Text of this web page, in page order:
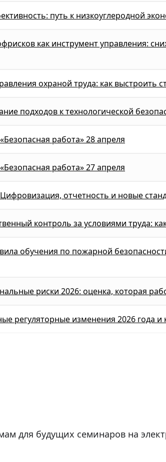
путь к низкоуглеродной
как инструмент управления:
охраной труда: как выстроить
подходов к технологической
работа» 28 апреля
работа» 27 апреля
отчетность и новые
контроль за условиями труда:
обучения по пожарной
риски 2026: оценка, которая
регуляторные изменения 2026 года и
для будущих семинаров на